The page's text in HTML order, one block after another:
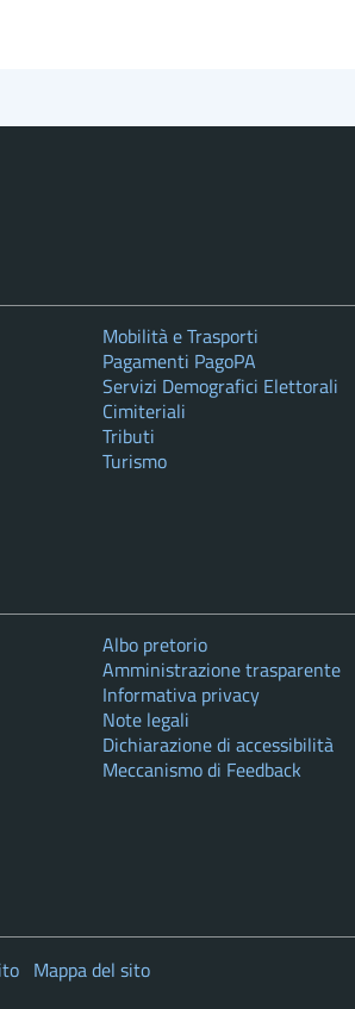
Mobilità e Trasporti
Pagamenti PagoPA
Servizi Demografici Elettorali
Cimiteriali
Tributi
Turismo
Albo pretorio
Amministrazione trasparente
Informativa privacy
Note legali
Dichiarazione di accessibilità
Meccanismo di Feedback
Mappa del sito